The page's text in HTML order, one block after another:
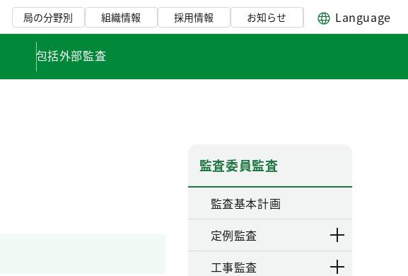
局の分野別 組織情報 採用情報 お知らせ Language
包括外部監査
監査委員監査
監査基本計画
定例監査
工事監査